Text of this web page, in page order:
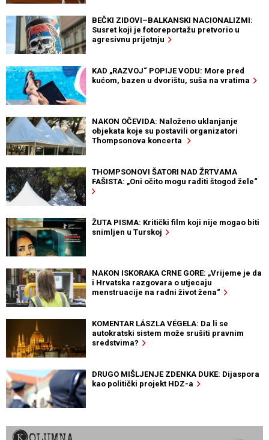
BEČKI ZIDOVI–BALKANSKI NACIONALIZMI:
Susret koji je fotoreportažu pretvorio u
agresivnu prijetnju
KAD „RAZVOJ“ POPIJE VODU: More pred
kućom, bazen u dvorištu, suša na vratima
NAKON OČEVIDA: Naloženo uklanjanje
objekata koje su postavili organizatori
Thompsonova koncerta
THOMPSONOVI ŠATORI NAD ŽRTVAMA
FAŠISTA: „Oni očito mogu raditi štogod žele“
ŽUTA PISMA: Kritički film koji nije mogao biti
snimljen u Turskoj
NAKON ISKORAKA CRNE GORE: „Vrijeme je da
i Hrvatska razgovara o utjecaju
menstruacije na radni život žena“
KOMENTAR LÁSZLA VÉGELA: Da li se
autokratski sistem može srušiti pravnim
sredstvima?
DRUGO MIŠLJENJE ZDENKA DUKE: Dijaspora
kao politički projekt HDZ-a